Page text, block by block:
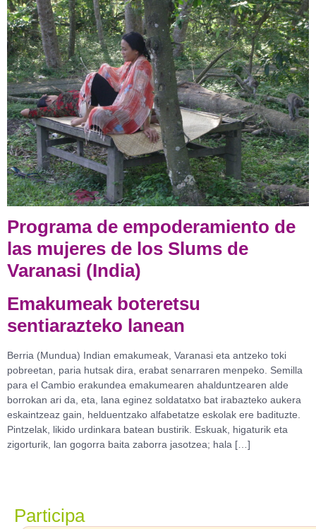
Programa de empoderamiento de
las mujeres de los Slums de
Varanasi (India)
Emakumeak boteretsu
sentiarazteko lanean
Berria (Mundua) Indian emakumeak, Varanasi eta antzeko toki
pobreetan, paria hutsak dira, erabat senarraren menpeko. Semilla
para el Cambio erakundea emakumearen ahalduntzearen alde
borrokan ari da, eta, lana eginez soldatatxo bat irabazteko aukera
eskaintzeaz gain, helduentzako alfabetatze eskolak ere badituzte.
Pintzelak, likido urdinkara batean bustirik. Eskuak, higaturik eta
zigorturik, lan gogorra baita zaborra jasotzea; hala […]
Participa